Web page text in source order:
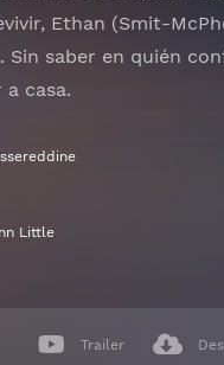
Ethan (Smit-
saber en quién
casa.
Little
Trailer